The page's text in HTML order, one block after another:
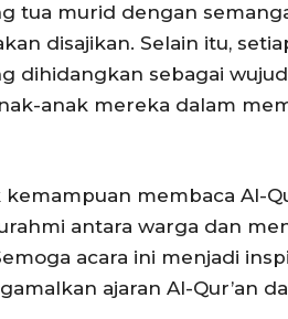
tua murid dengan
disajikan. Selain itu,
dihidangkan sebagai wujud
anak mereka dalam
membaca Al-
antara warga dan
acara ini menjadi
ajaran Al-Qur’an